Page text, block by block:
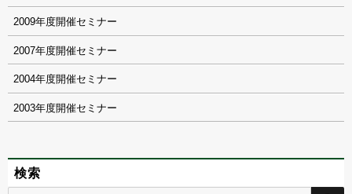
2009
2007
2004
2003
検索